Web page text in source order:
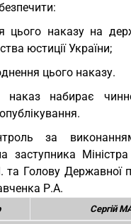
цього наказу на
юстиції України;
цього наказу.
набирає
за
заступника Міністра
та Голову Державної
Р.А.
Сергій